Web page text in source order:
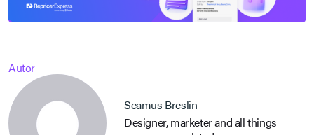
Autor
Seamus Breslin
Designer, marketer and all things